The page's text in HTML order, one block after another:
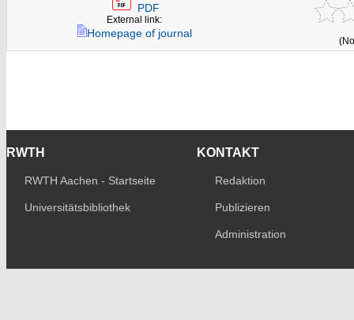
PDF
External link:
Homepage of journal
RWTH
RWTH Aachen - Startseite
Universitätsbibliothek
KONTAKT
Redaktion
Publizieren
Administration